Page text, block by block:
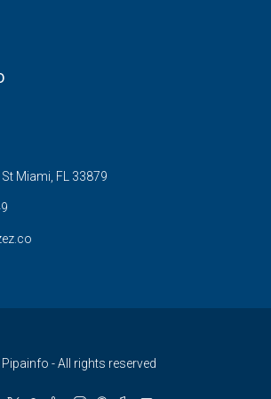
Miami, FL 33879
- All rights reserved